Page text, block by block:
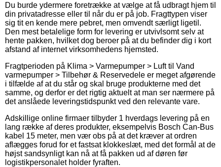
Du burde ydermere foretrække at vælge at få udbragt hjem til
din privatadresse eller til når du er på job. Fragttypen viser
sig tit en kende mere pebret, men omvendt særligt ligetil.
Den mest betalelige form for levering er utvivlsomt selv at
hente pakken, hvilket dog beroer på at du befinder dig i kort
afstand af internet virksomhedens hjemsted.
Fragtperioden på Klima > Varmepumper > Luft til Vand
varmepumper > Tilbehør & Reservedele er meget afgørende
i tilfælde af at du står og skal bruge produkterne med det
samme, og derfor er det rigtig aktuelt at man ser nærmere på
det anslåede leveringstidspunkt ved den relevante vare.
Adskillige online firmaer tilbyder 1 hverdags levering på en
lang række af deres produkter, eksempelvis Bosch Can-Bus
kabel 15 meter, men vær obs på at det kræver at ordren
aflægges forud for et fastsat klokkeslæt, med det formål at de
højst sandsynligt kan nå at få pakken ud af døren før
logistikpersonalet holder fyraften.